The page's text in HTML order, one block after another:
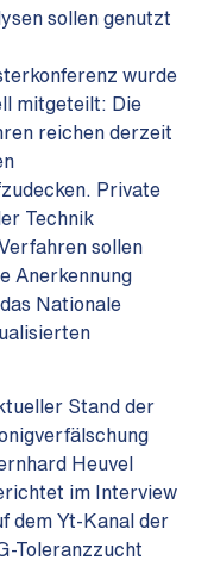
sollen genutzt
wurde
mitgeteilt: Die
reichen derzeit
Private
Technik
sollen
Anerkennung
Nationale
Stand der
Heuvel
im Interview
dem Yt-Kanal der
Toleranzzucht